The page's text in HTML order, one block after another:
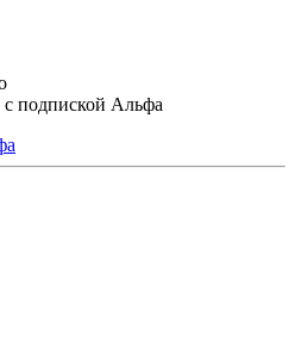
подпиской Альфа